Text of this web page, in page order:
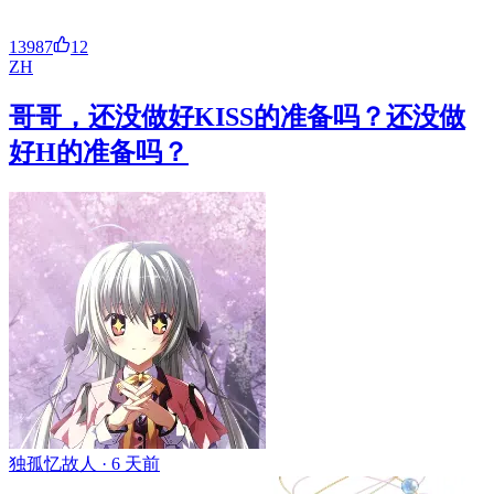
13987
12
ZH
哥哥，还没做好KISS的准备吗？还没做
好H的准备吗？
独孤忆故人 · 6 天前